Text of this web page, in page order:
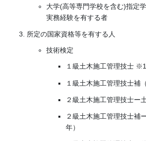
大学(高等専門学校を含む)指定
実務経験を有する者
所定の国家資格等を有する人
技術検定
１級土木施工管理技士 ※1
１級土木施工管理技士補
２級土木施工管理技士ー
２級土木施工管理技士補
年）